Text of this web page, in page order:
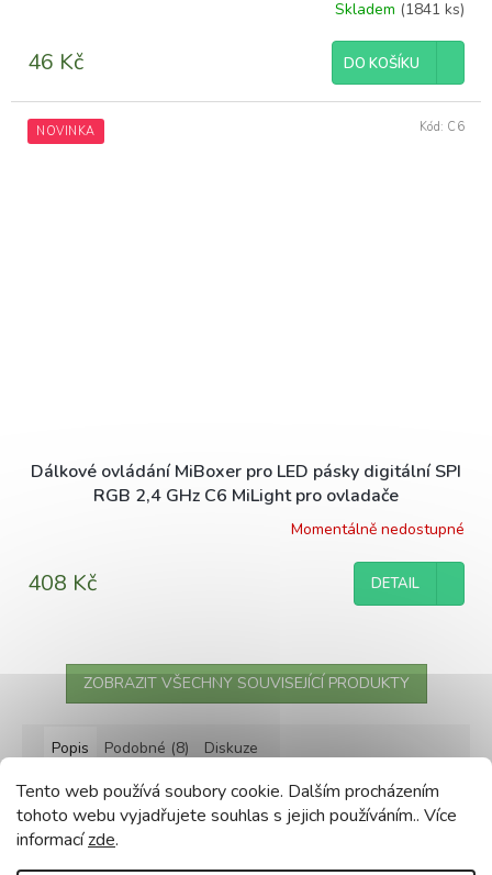
Tento web používá soubory cookie. Dalším procházením
tohoto webu vyjadřujete souhlas s jejich používáním.. Více
informacízde.
Skladem (1841 ks)
46 Kč DO KOŠÍKU
NOVINKA
Dálkové ovládání MiBoxer pro LED pásky digitální SPI
RGB 2,4 GHz C6 MiLight pro ovladače
Momentálně nedostupné
408 Kč DETAIL
Kód: C6
ZOBRAZIT VŠECHNY SOUVISEJÍCÍ PRODUKTY
Popis Podobné (8) Diskuze
Detailní popis produktu
Dálkový ovladač RF pro LED RGB dotykový 18A
216W černý